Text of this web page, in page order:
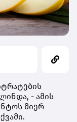
- ამის
მიერ